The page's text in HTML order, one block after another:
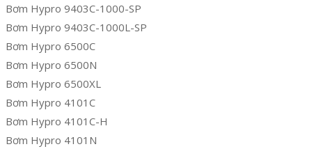
Bơm Hypro 9403C-1000-SP
Bơm Hypro 9403C-1000L-SP
Bơm Hypro 6500C
Bơm Hypro 6500N
Bơm Hypro 6500XL
Bơm Hypro 4101C
Bơm Hypro 4101C-H
Bơm Hypro 4101N